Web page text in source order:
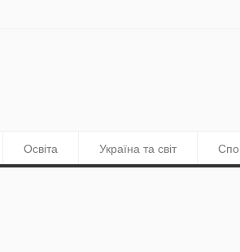
Освіта Україна та світ